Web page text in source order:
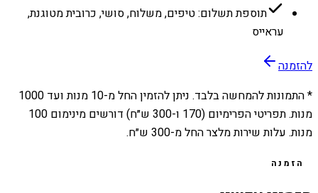
תוספת תשלום: טיפים, משלוח, סושי, כרובית מטוגנת,
עראייס
להזמנה
* התמונות להמחשה בלבד. ניתן להזמין החל מ-10 מנות ועד 1000
מנות. תפריטי הפרימיום (170 ו-300 ש״ח) דורשים מינימום 100
מנות. עלות שירות מלצר החל מ-300 ש״ח.
הזמנה